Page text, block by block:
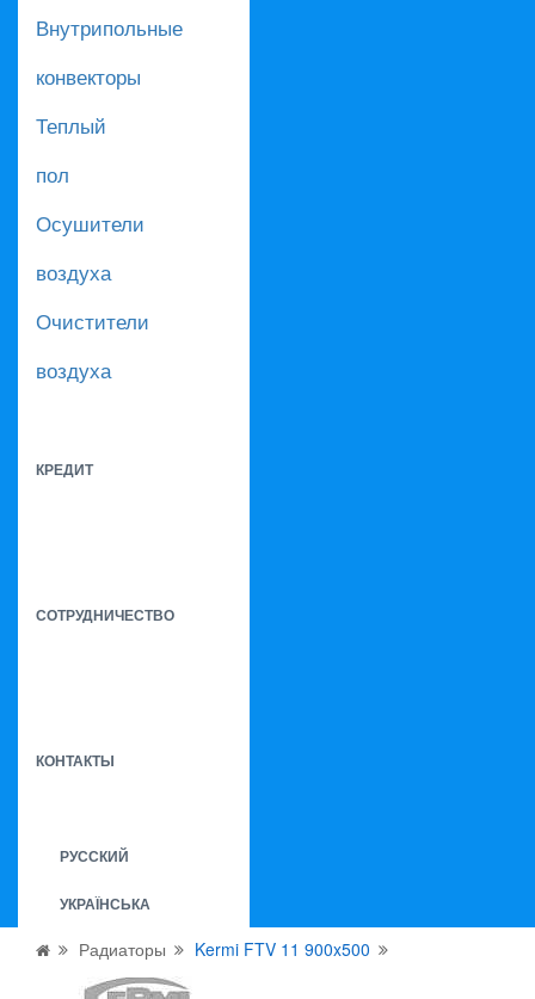
Внутрипольные
конвекторы
Теплый
пол
Осушители
воздуха
Очистители
воздуха
КРЕДИТ
СОТРУДНИЧЕСТВО
КОНТАКТЫ
РУССКИЙ
УКРАЇНСЬКА
Радиаторы Kermi FTV 11 900x500